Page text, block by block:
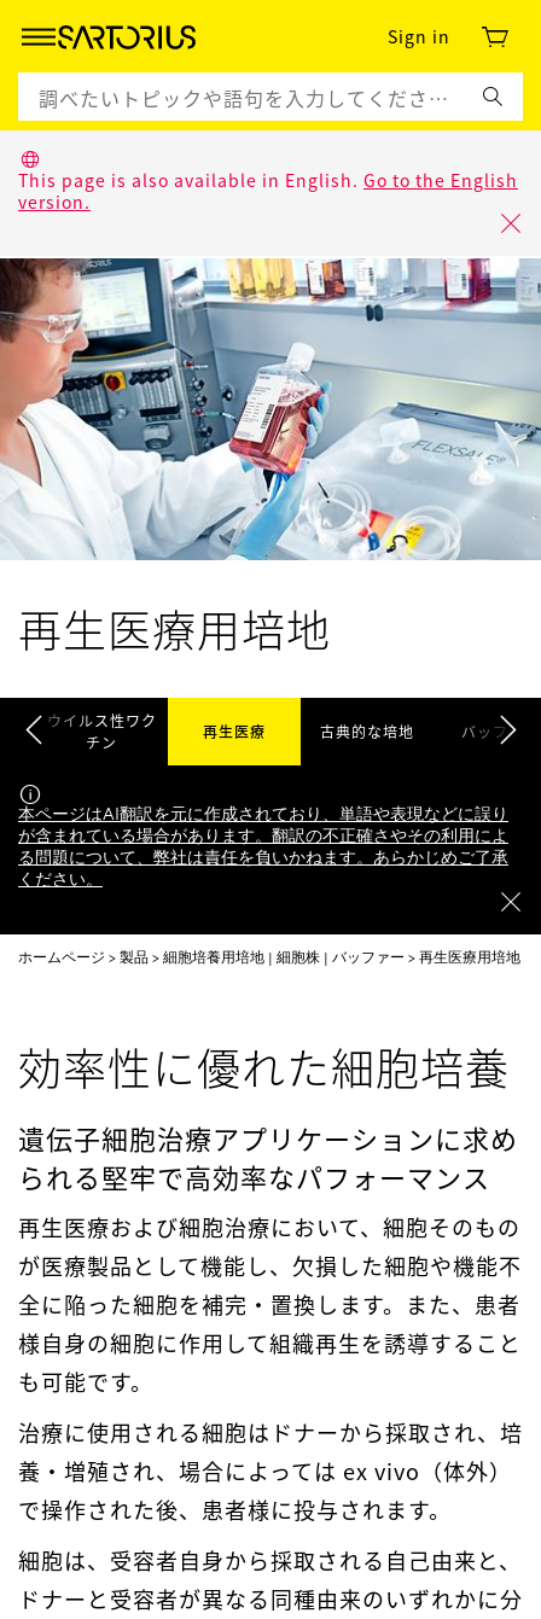
Sign in
This page is also available in English. Go to the English
version.
再生医療用培地
ウイルス性ワク
チン
再生医療 古典的な培地 バッファー
本ページはAI翻訳を元に作成されており、単語や表現などに誤り
が含まれている場合があります。翻訳の不正確さやその利用によ
る問題について、弊社は責任を負いかねます。あらかじめご了承
ください。
ホームページ 製品 細胞培養用培地 | 細胞株 | バッファー 再生医療用培地
効率性に優れた細胞培養
遺伝子細胞治療アプリケーションに求め
られる堅牢で高効率なパフォーマンス
再生医療および細胞治療において、細胞そのもの
が医療製品として機能し、欠損した細胞や機能不
全に陥った細胞を補完・置換します。また、患者
様自身の細胞に作用して組織再生を誘導すること
も可能です。
治療に使用される細胞はドナーから採取され、培
養・増殖され、場合によっては ex vivo（体外）
で操作された後、患者様に投与されます。
細胞は、受容者自身から採取される自己由来と、
ドナーと受容者が異なる同種由来のいずれかに分